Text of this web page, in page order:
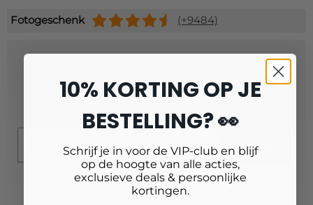
Fotogeschenk (+9484)
Schrijf je in voor onze nieuwsbrief
en ontvang10% extra korting!
Schrijf je in
10% KORTING OP JE
BESTELLING? 👀
Schrijf je in voor de VIP-club en blijf
op de hoogte van alle acties,
exclusieve deals & persoonlijke
kortingen.